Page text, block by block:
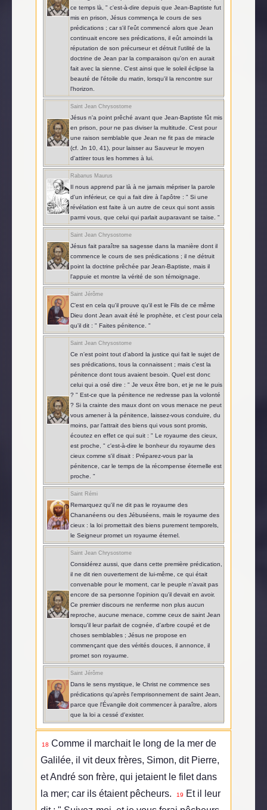
ce temps là, " c'est-à-dire depuis que Jean-Baptiste fut
mis en prison, Jésus commença le cours de ses
prédications ; car s'il l'eût commencé alors que Jean
continuait encore ses prédications, il eût amoindri la
réputation de son précurseur et détruit l'utilité de la
doctrine de Jean par la comparaison qu'on en aurait
fait avec la sienne. C'est ainsi que le soleil éclipse la
beauté de l'étoile du matin, lorsqu'il la rencontre sur
l'horizon.
Saint Jean Chrysostome
Jésus n'a point prêché avant que Jean-Baptiste fût mis
en prison, pour ne pas diviser la multitude. C'est pour
une raison semblable que Jean ne fit pas de miracle
(cf. Jn 10, 41), pour laisser au Sauveur le moyen
d'attirer tous les hommes à lui.
Rabanus Maurus
Il nous apprend par là à ne jamais mépriser la parole
d'un inférieur, ce qui a fait dire à l'apôtre : " Si une
révélation est faite à un autre de ceux qui sont assis
parmi vous, que celui qui parlait auparavant se taise. "
Saint Jean Chrysostome
Jésus fait paraître sa sagesse dans la manière dont il
commence le cours de ses prédications ; il ne détruit
point la doctrine prêchée par Jean-Baptiste, mais il
l'appuie et montre la vérité de son témoignage.
Saint Jérôme
C'est en cela qu'il prouve qu'il est le Fils de ce même
Dieu dont Jean avait été le prophète, et c'est pour cela
qu'il dit : " Faites pénitence. "
Saint Jean Chrysostome
Ce n'est point tout d'abord la justice qui fait le sujet de
ses prédications, tous la connaissent ; mais c'est la
pénitence dont tous avaient besoin. Quel est donc
celui qui a osé dire : " Je veux être bon, et je ne le puis
? " Est-ce que la pénitence ne redresse pas la volonté
? Si la crainte des maux dont on vous menace ne peut
vous amener à la pénitence, laissez-vous conduire, du
moins, par l'attrait des biens qui vous sont promis,
écoutez en effet ce qui suit : " Le royaume des cieux,
est proche, " c'est-à-dire le bonheur du royaume des
cieux comme s'il disait : Préparez-vous par la
pénitence, car le temps de la récompense éternelle est
proche. "
Saint Rémi
Remarquez qu'il ne dit pas le royaume des
Chananéens ou des Jébuséens, mais le royaume des
cieux : la loi promettait des biens purement temporels,
le Seigneur promet un royaume éternel.
Saint Jean Chrysostome
Considérez aussi, que dans cette première prédication,
il ne dit rien ouvertement de lui-même, ce qui était
convenable pour le moment, car le peuple n'avait pas
encore de sa personne l'opinion qu'il devait en avoir.
Ce premier discours ne renferme non plus aucun
reproche, aucune menace, comme ceux de saint Jean
lorsqu'il leur parlait de cognée, d'arbre coupé et de
choses semblables ; Jésus ne propose en
commençant que des vérités douces, il annonce, il
promet son royaume.
Saint Jérôme
Dans le sens mystique, le Christ ne commence ses
prédications qu'après l'emprisonnement de saint Jean,
parce que l'Évangile doit commencer à paraître, alors
que la loi a cessé d'exister.
18 Comme il marchait le long de la mer de
Galilée, il vit deux frères, Simon, dit Pierre,
et André son frère, qui jetaient le filet dans
la mer; car ils étaient pêcheurs.
19
Et il leur